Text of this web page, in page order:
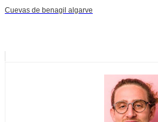
Cuevas de benagil algarve